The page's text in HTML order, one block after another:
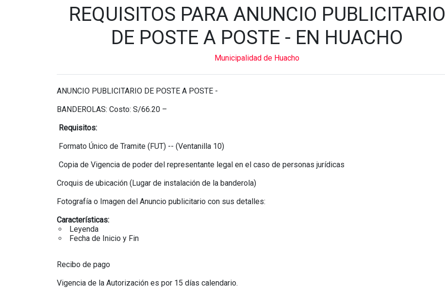
REQUISITOS PARA ANUNCIO PUBLICITARIO
DE POSTE A POSTE - EN HUACHO
Municipalidad de Huacho
ANUNCIO PUBLICITARIO DE POSTE A POSTE -
BANDEROLAS: Costo: S/66.20 –
Requisitos:
Formato Único de Tramite (FUT) -- (Ventanilla 10)
Copia de Vigencia de poder del representante legal en el caso de personas jurídicas
Croquis de ubicación (Lugar de instalación de la banderola)
Fotografía o Imagen del Anuncio publicitario con sus detalles:
Características:
Leyenda
Fecha de Inicio y Fin
Recibo de pago
Vigencia de la Autorización es por 15 días calendario.